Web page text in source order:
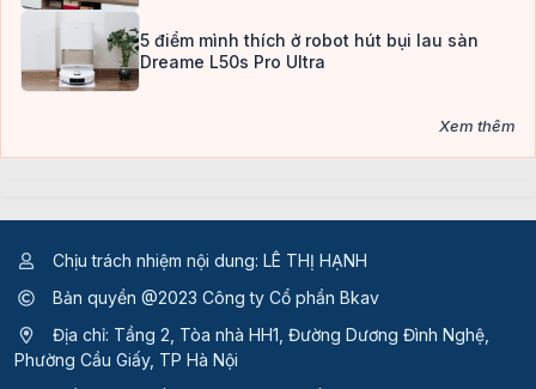
5 điểm mình thích ở robot hút bụi lau sàn
Dreame L50s Pro Ultra
Xem thêm
Chịu trách nhiệm nội dung: LÊ THỊ HẠNH
Bản quyền @2023 Công ty Cổ phần Bkav
Địa chỉ: Tầng 2, Tòa nhà HH1, Đường Dương Đình Nghệ,
Phường Cầu Giấy, TP Hà Nội